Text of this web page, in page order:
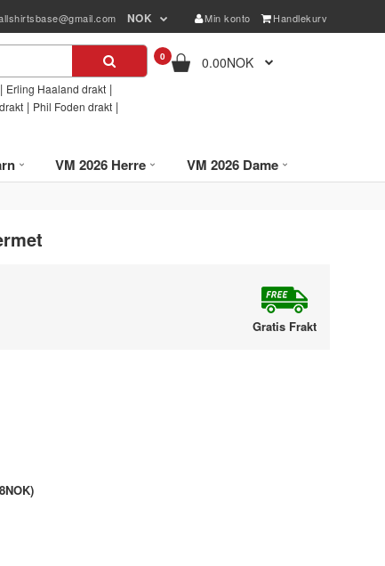
NOK Min konto Handlekurv
| Erling Haaland drakt |
| Phil Foden drakt |
0 0.00NOK
VM 2026 Herre VM 2026 Dame
Gratis Frakt